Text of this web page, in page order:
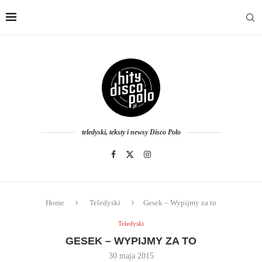
teledyski, teksty i newsy Disco Polo
Home Teledyski Gesek – Wypijmy za to
Teledyski
GESEK – WYPIJMY ZA TO
30 maja 2015